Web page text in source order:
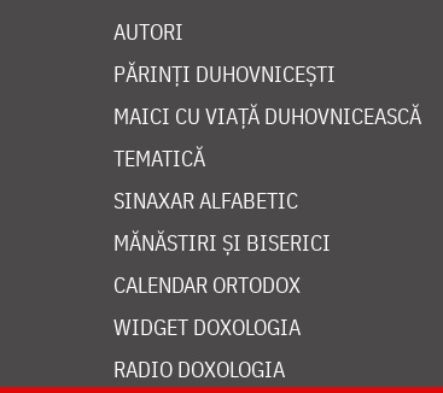
AUTORI
PĂRINȚI DUHOVNICEȘTI
MAICI CU VIAȚĂ DUHOVNICEASCĂ
TEMATICĂ
SINAXAR ALFABETIC
MĂNĂSTIRI ȘI BISERICI
CALENDAR ORTODOX
WIDGET DOXOLOGIA
RADIO DOXOLOGIA